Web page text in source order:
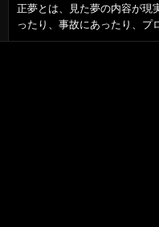
正夢とは、見た夢の内容が現
ったり、事故にあったり、プ